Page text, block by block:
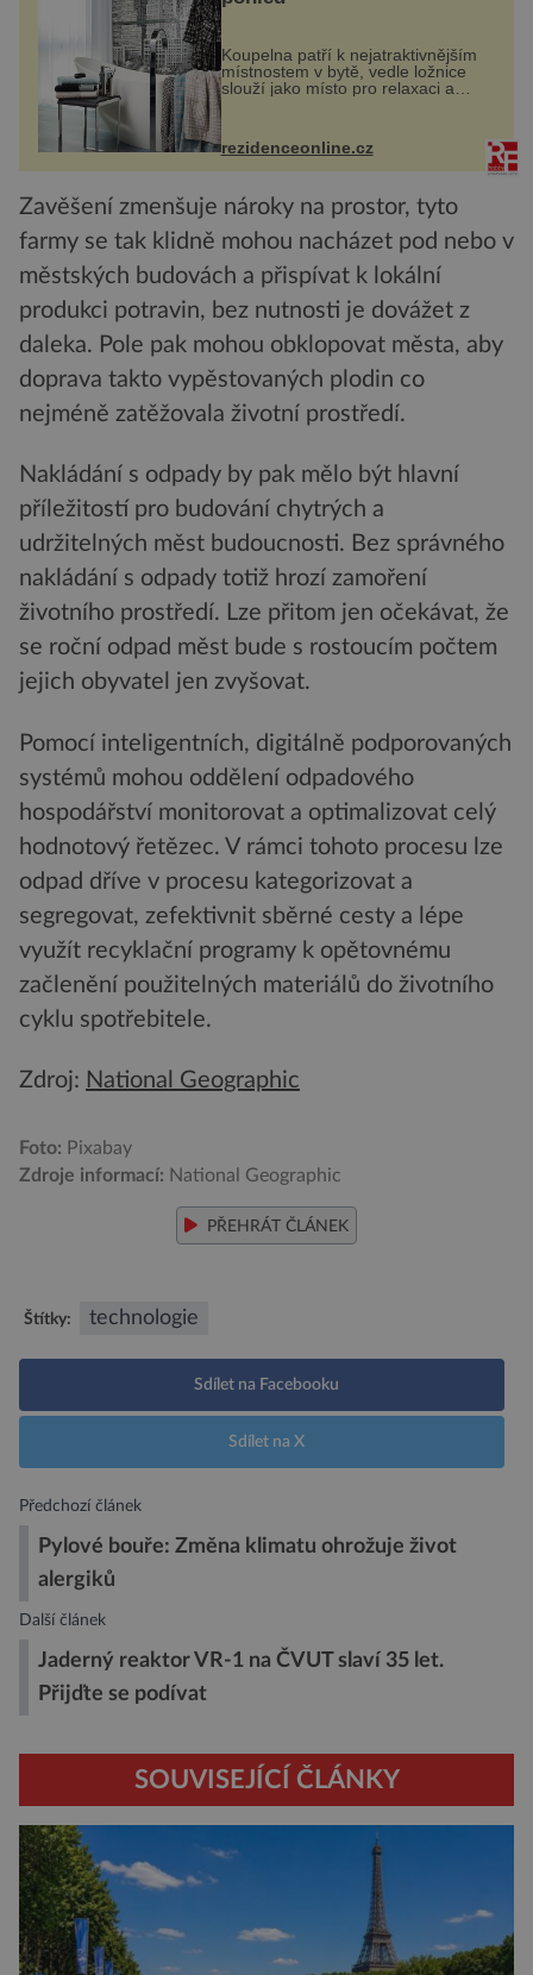
Koupelna patří k nejatraktivnějším
místnostem v bytě, vedle ložnice
slouží jako místo pro relaxaci a
odpočinek. Koupelnový textil –
ručníky, osušky a koberečky –
mohou jako mávnutím kouzelného
proutku...
rezidenceonline.cz
Zavěšení zmenšuje nároky na prostor, tyto
farmy se tak klidně mohou nacházet pod nebo v
městských budovách a přispívat k lokální
produkci potravin, bez nutnosti je dovážet z
daleka. Pole pak mohou obklopovat města, aby
doprava takto vypěstovaných plodin co
nejméně zatěžovala životní prostředí.
Nakládání s odpady by pak mělo být hlavní
příležitostí pro budování chytrých a
udržitelných měst budoucnosti. Bez správného
nakládání s odpady totiž hrozí zamoření
životního prostředí. Lze přitom jen očekávat, že
se roční odpad měst bude s rostoucím počtem
jejich obyvatel jen zvyšovat.
Pomocí inteligentních, digitálně podporovaných
systémů mohou oddělení odpadového
hospodářství monitorovat a optimalizovat celý
hodnotový řetězec. V rámci tohoto procesu lze
odpad dříve v procesu kategorizovat a
segregovat, zefektivnit sběrné cesty a lépe
využít recyklační programy k opětovnému
začlenění použitelných materiálů do životního
cyklu spotřebitele.
Zdroj: National Geographic
Foto: Pixabay
Zdroje informací: National Geographic
PŘEHRÁT ČLÁNEK
Štítky: technologie
Sdílet na Facebooku
Sdílet na X
Předchozí článek
Pylové bouře: Změna klimatu ohrožuje život
alergiků
Další článek
Jaderný reaktor VR-1 na ČVUT slaví 35 let.
Přijďte se podívat
SOUVISEJÍCÍ ČLÁNKY